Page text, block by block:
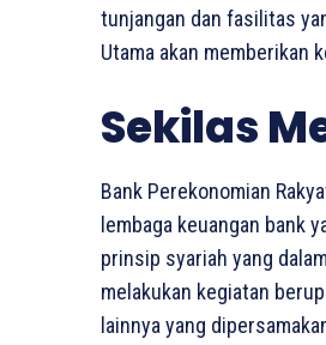
tunjangan dan fasilitas
Utama akan memberikan
Sekilas
Bank Perekonomian
lembaga keuangan bank
prinsip syariah yang
melakukan kegiatan
lainnya yang